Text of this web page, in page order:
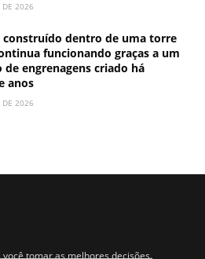
DE 2026
construído dentro de uma torre
funcionando graças a um
de engrenagens criado há
anos
DE 2026
tomar as melhores decisões.